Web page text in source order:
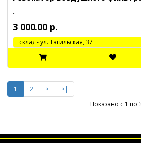
..
3 000.00 р.
cклад - ул. Тагильская, 37
1 2 >
>|
Показано с 1 по